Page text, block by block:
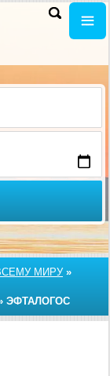
МИРУ»
ЭФТАЛОГОС